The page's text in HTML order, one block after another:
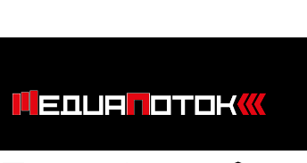
агентство
"МедиаПоток"